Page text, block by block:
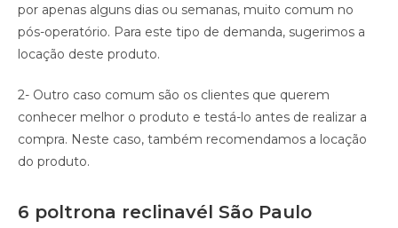
por apenas alguns dias ou semanas, muito comum no
pós-operatório. Para este tipo de demanda, sugerimos a
locação deste produto.
2- Outro caso comum são os clientes que querem
conhecer melhor o produto e testá-lo antes de realizar a
compra. Neste caso, também recomendamos a locação
do produto.
6 poltrona reclinavél São Paulo